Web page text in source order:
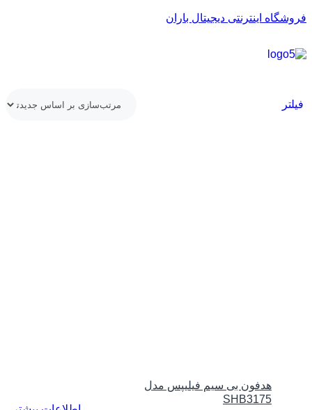
فروشگاه اینترنتی دیجیتال باران
فیلتر
هدفون بی سیم فیلیپس مدل
SHB3175